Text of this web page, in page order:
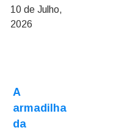
10 de Julho,
2026
A
armadilha
da